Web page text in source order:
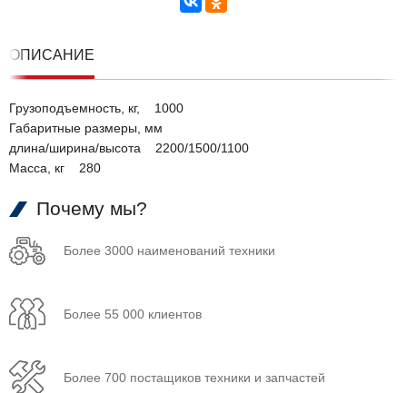
ОПИСАНИЕ
Грузоподъемность, кг, 1000
Габаритные размеры, мм
длина/ширина/высота 2200/1500/1100
Масса, кг 280
Почему мы?
Более 3000 наименований техники
Более 55 000 клиентов
Более 700 постащиков техники и запчастей